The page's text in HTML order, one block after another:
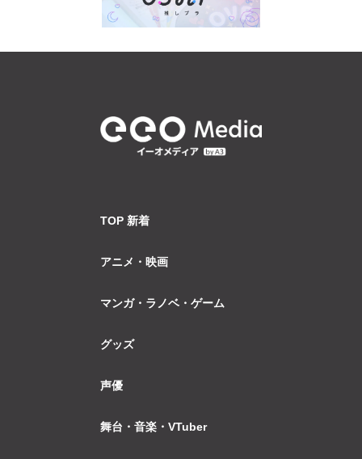
TOP 新着
アニメ・映画
マンガ・ラノベ・ゲーム
グッズ
声優
舞台・音楽・VTuber